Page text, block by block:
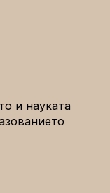
и науката